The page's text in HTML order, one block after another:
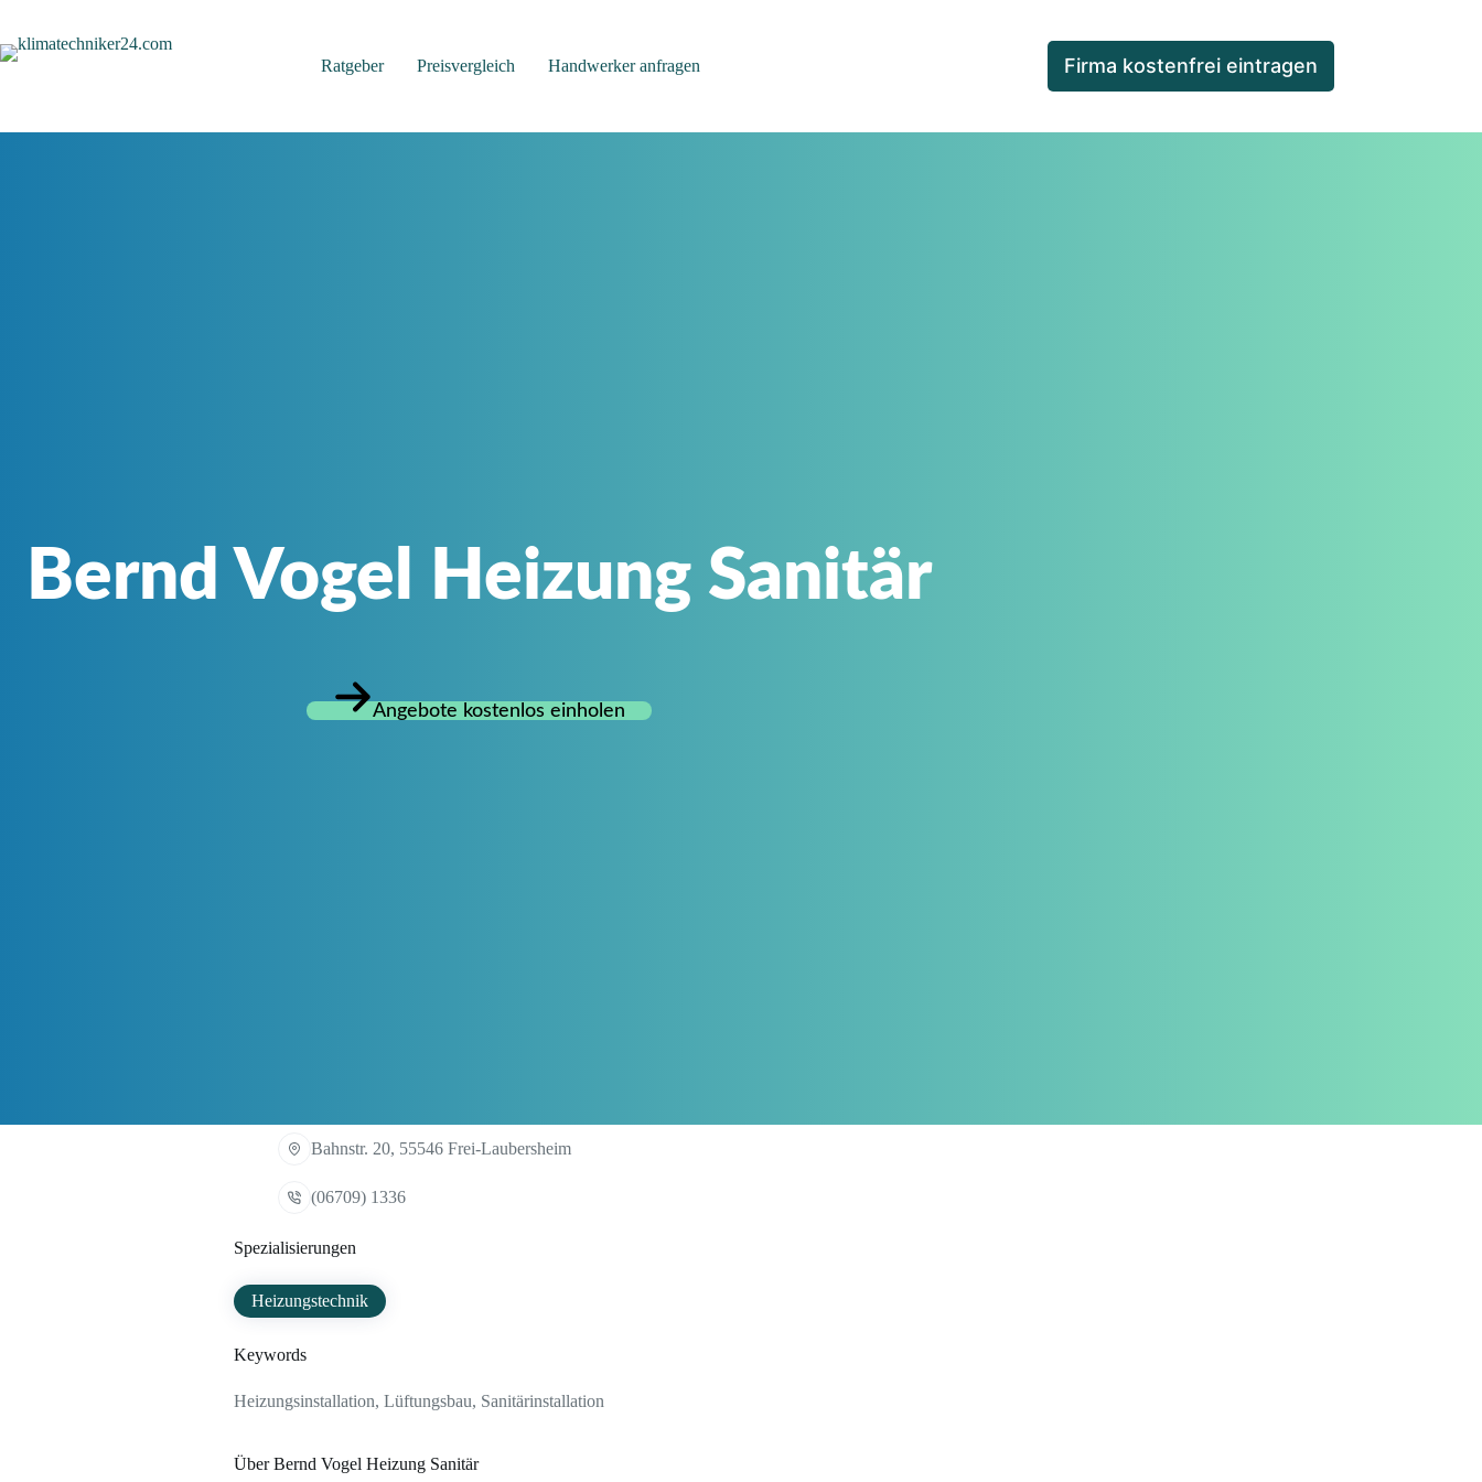
springen
Ratgeber
Preisvergleich Handwerker anfragen Firma kostenfrei eintragen
Bernd Vogel Heizung Sanitär
Angebote kostenlos einholen
Bahnstr. 20, 55546 Frei-Laubersheim
(06709) 1336
Spezialisierungen
Heizungstechnik
Keywords
Heizungsinstallation, Lüftungsbau, Sanitärinstallation
Über Bernd Vogel Heizung Sanitär